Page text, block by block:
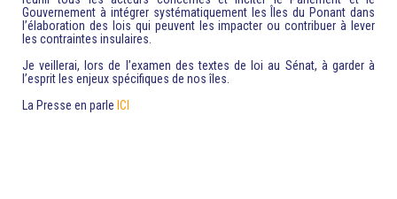
Gouvernement à intégrer systématiquement les Îles du Ponant dans
l’élaboration des lois qui peuvent les impacter ou contribuer à lever
les contraintes insulaires.
Je veillerai, lors de l’examen des textes de loi au Sénat, à garder à
l’esprit les enjeux spécifiques de nos îles.
La Presse en parle ICI